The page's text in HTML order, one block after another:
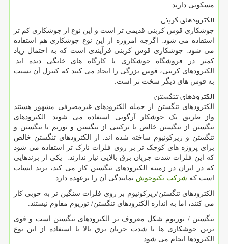
مسکونی دارند.
الکترودهای کربنی
جوشکاری قوس کربنی قدیمی تر است و این نوع از جوشکاری کم تر
استفاده می شود. اگرجه امروزه از این نوع جوشکاری هم استفاده
می شود. جوشکاری قوس کربنی فرآیندی است که به احتمال زیاد
کمتر در فروشگاه جوشکاری یا کارگاه های خانگی دیده اید.
الکترودهای کربنی، قوس بزرگی را ایجاد می کنند که کنترل آن نسبت
به قوس های دیگر سخت تر است.
الکترودهای تنگستن
الکترودهای تنگستن از جمله الکترودهای غیرمصرفی مشهور هستند
واز طریق یک جوشکار آرگونی استفاده می شوند. الکترودهای
تنگستن از تنگستن خالص یا ترکیبی از تنگستن و توریم یا تنگستن و
تنگستن و زیرکونیوم ساخته شده اند. از الکترودهای تنگستن خالص
برای پروژه های کوچک تر بر روی فلزات نازک تر استفاده می شود
که این فلزات شدت جریان برق بالایی نیاز ندارند. یکی از برندهایی
که در ایران در زمینه الکترودهای تنگستن کار می کند، برند ایساب
است که شرکت تکنوجوش نمایندگی آن را برعهده دارد.
الکترودهای تنگستن/ریرکونیوم بر روی فلزات سنگین تر به خوبی کار
می کنند، اما به اندازه الکترودهای تنگستن/ توریوم مقاوم نیستند.
تنگستن / توریوم شکل معروف تر الکترودهای تنگستن است و قوی
ترین جوشکاری ها با شدت جریان برق بالا با استفاده از این نوع
الکترودها انجام می شود.